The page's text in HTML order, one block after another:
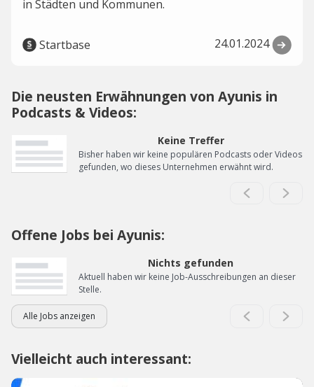
in Städten und Kommunen.
Startbase 24.01.2024
Die neusten Erwähnungen von Ayunis in
Podcasts & Videos:
Keine Treffer
Bisher haben wir keine populären Podcasts oder Videos
gefunden, wo dieses Unternehmen erwähnt wird.
Offene Jobs bei Ayunis:
Nichts gefunden
Aktuell haben wir keine Job-Ausschreibungen an dieser
Stelle.
Alle Jobs anzeigen
Vielleicht auch interessant: